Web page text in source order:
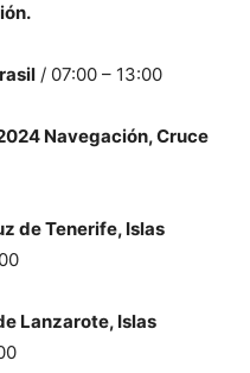
/ 07:00 – 13:00
Navegación, Cruce
de Tenerife, Islas
Lanzarote, Islas